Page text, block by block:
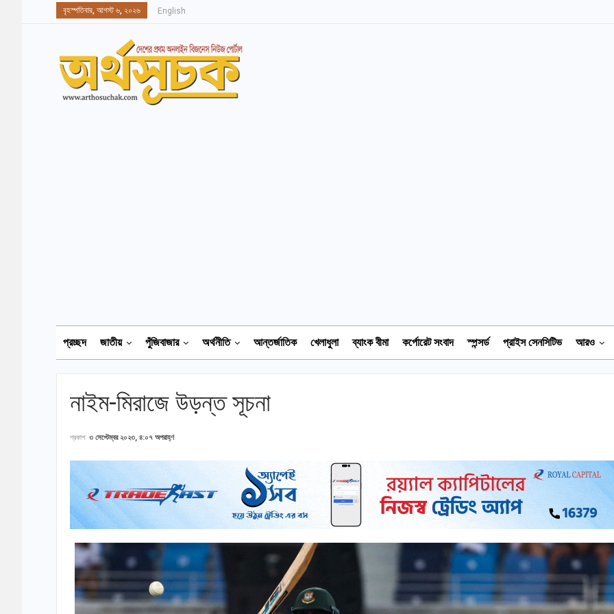
বৃহস্পতিবার, আগস্ট ৬, ২০২৬ English
প্রচ্ছদ জাতীয় পুঁজিবাজার অর্থনীতি আন্তর্জাতিক খেলাধুলা ব্যাংক বীমা কর্পোরেট সংবাদ স্পন্সর্ড প্রাইস সেনসিটিভ আরও
নাইম-মিরাজে উড়ন্ত সূচনা
প্রকাশ ৩ সেপ্টেম্বর ২০২৩, ৪:০৭ অপরাহ্ণ